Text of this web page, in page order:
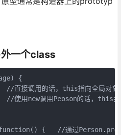
一个class
{
直接调用的话，this指向全局对象
使用new调用Peoson的话，this
{   //通过